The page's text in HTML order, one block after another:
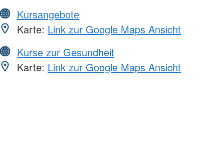
Kursangebote
Karte: Link zur Google Maps Ansicht
Kurse zur Gesundheit
Karte: Link zur Google Maps Ansicht